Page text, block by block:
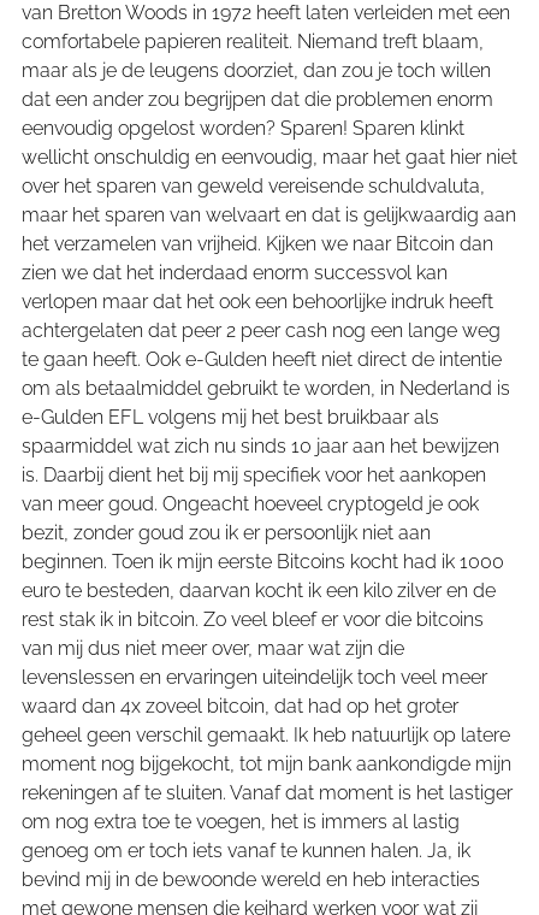
van Bretton Woods in 1972 heeft laten verleiden met een
comfortabele papieren realiteit. Niemand treft blaam,
maar als je de leugens doorziet, dan zou je toch willen
dat een ander zou begrijpen dat die problemen enorm
eenvoudig opgelost worden? Sparen! Sparen klinkt
wellicht onschuldig en eenvoudig, maar het gaat hier niet
over het sparen van geweld vereisende schuldvaluta,
maar het sparen van welvaart en dat is gelijkwaardig aan
het verzamelen van vrijheid. Kijken we naar Bitcoin dan
zien we dat het inderdaad enorm successvol kan
verlopen maar dat het ook een behoorlijke indruk heeft
achtergelaten dat peer 2 peer cash nog een lange weg
te gaan heeft. Ook e-Gulden heeft niet direct de intentie
om als betaalmiddel gebruikt te worden, in Nederland is
e-Gulden EFL volgens mij het best bruikbaar als
spaarmiddel wat zich nu sinds 10 jaar aan het bewijzen
is. Daarbij dient het bij mij specifiek voor het aankopen
van meer goud. Ongeacht hoeveel cryptogeld je ook
bezit, zonder goud zou ik er persoonlijk niet aan
beginnen. Toen ik mijn eerste Bitcoins kocht had ik 1000
euro te besteden, daarvan kocht ik een kilo zilver en de
rest stak ik in bitcoin. Zo veel bleef er voor die bitcoins
van mij dus niet meer over, maar wat zijn die
levenslessen en ervaringen uiteindelijk toch veel meer
waard dan 4x zoveel bitcoin, dat had op het groter
geheel geen verschil gemaakt. Ik heb natuurlijk op latere
moment nog bijgekocht, tot mijn bank aankondigde mijn
rekeningen af te sluiten. Vanaf dat moment is het lastiger
om nog extra toe te voegen, het is immers al lastig
genoeg om er toch iets vanaf te kunnen halen. Ja, ik
bevind mij in de bewoonde wereld en heb interacties
met gewone mensen die keihard werken voor wat zij